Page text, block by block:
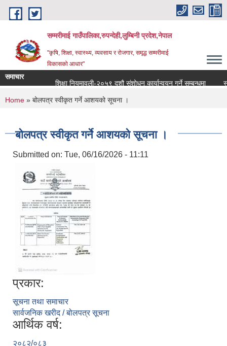
Skip to main content
सम्मरीमाई गाउँपालिका,रुपन्देही,लुम्बिनी प्रदेश,नेपाल
"कृषि, शिक्षा, स्वास्थ्य, व्यवसाय र रोजगार, समृद्ध सम्मरीमाई
विकासको आधार"
समाचार
शिक्षा नियमावली-२०५९ दशौ संशोधन कार्यान्वयन गर्ने सम्बन्धमा
You are here
Home » बोलपत्र स्वीकृत गर्ने आशयको सूचना ।
बोलपत्र स्वीकृत गर्ने आशयको सूचना ।
Submitted on: Tue, 06/16/2026 - 11:11
प्रकार:
सूचना तथा समाचार
सार्वजनिक खरीद / बोलपत्र सूचना
आर्थिक वर्ष:
२०८२/०८३